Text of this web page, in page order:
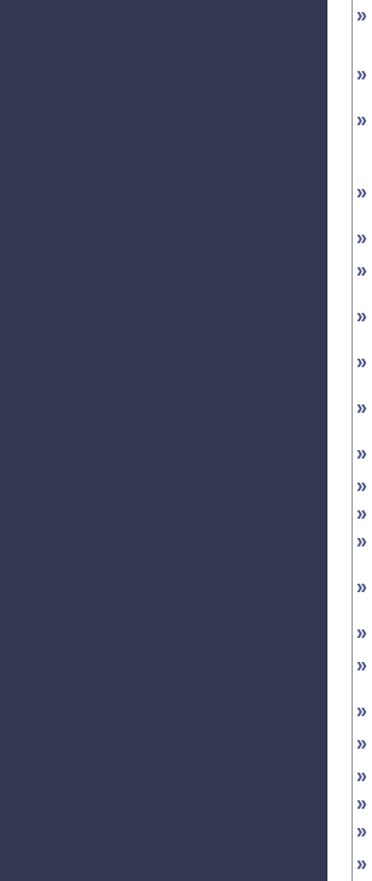
»
»
»
»
»
»
»
»
»
»
»
»
»
»
»
»
»
»
»
»
»
»